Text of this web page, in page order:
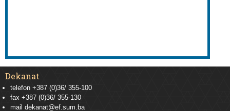
Dekanat
telefon +387 (0)36/ 355-100
fax +387 (0)36/ 355-130
mail dekanat@ef.sum.ba